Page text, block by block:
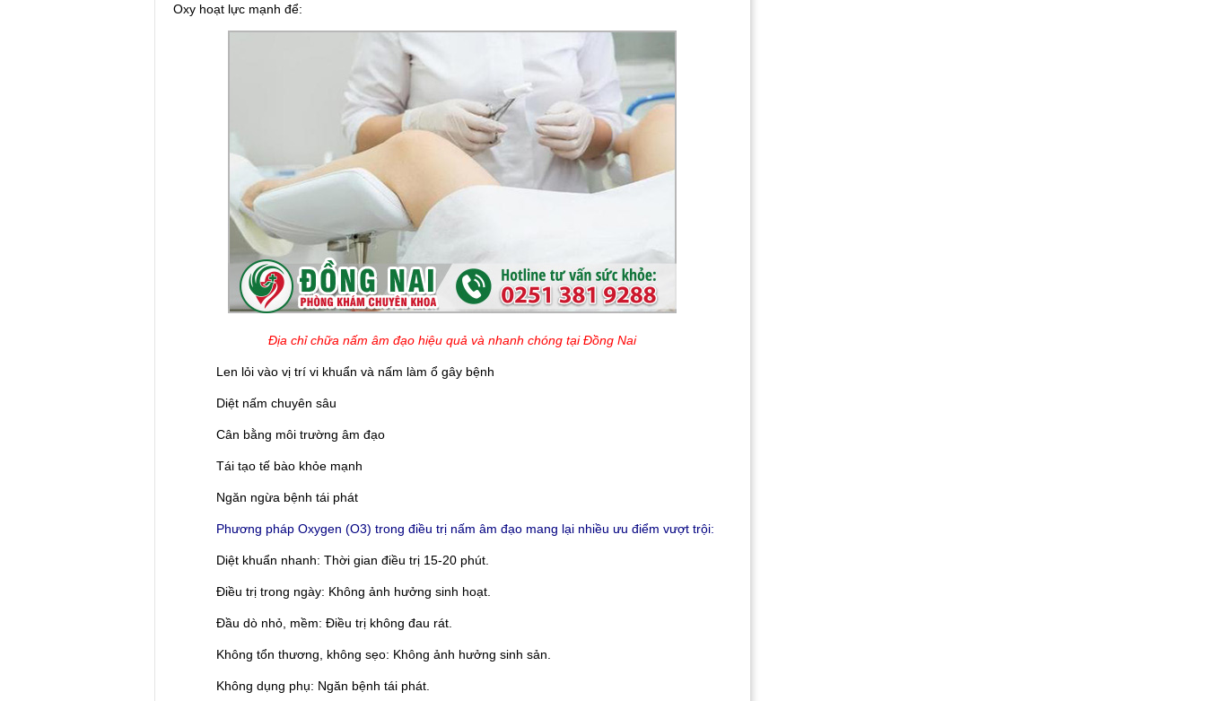
Oxy hoạt lực mạnh để:
Địa chỉ chữa nấm âm đạo hiệu quả và nhanh chóng tại Đồng Nai
Len lỏi vào vị trí vi khuẩn và nấm làm ổ gây bệnh
Diệt nấm chuyên sâu
Cân bằng môi trường âm đạo
Tái tạo tế bào khỏe mạnh
Ngăn ngừa bệnh tái phát
Phương pháp Oxygen (O3) trong điều trị nấm âm đạo mang lại nhiều ưu điểm vượt trội:
Diệt khuẩn nhanh: Thời gian điều trị 15-20 phút.
Điều trị trong ngày: Không ảnh hưởng sinh hoạt.
Đầu dò nhỏ, mềm: Điều trị không đau rát.
Không tổn thương, không sẹo: Không ảnh hưởng sinh sản.
Không dụng phụ: Ngăn bệnh tái phát.